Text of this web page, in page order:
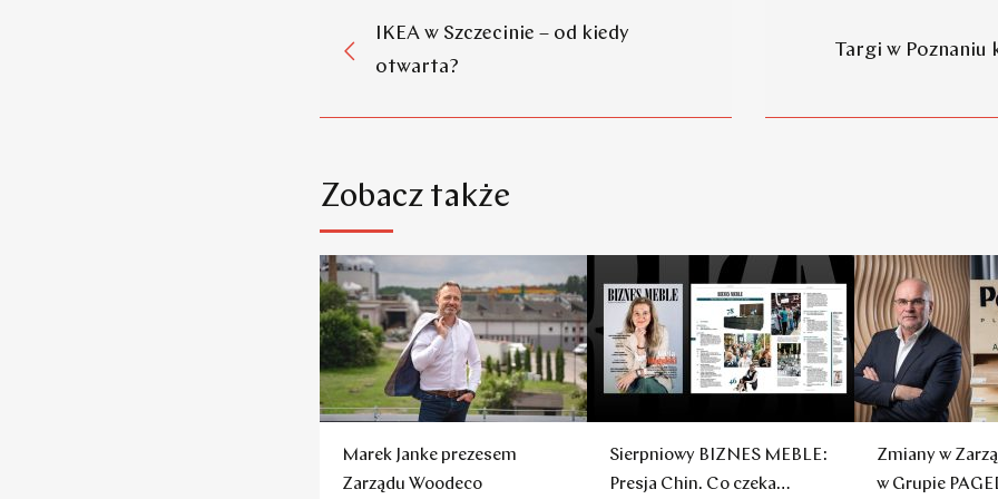
IKEA w Szczecinie – od kiedy
otwarta?
Targi w Poznaniu
Zobacz także
Marek Janke prezesem
Zarządu Woodeco
Sierpniowy BIZNES MEBLE:
Presja Chin. Co czeka
Zmiany w
w Grupie